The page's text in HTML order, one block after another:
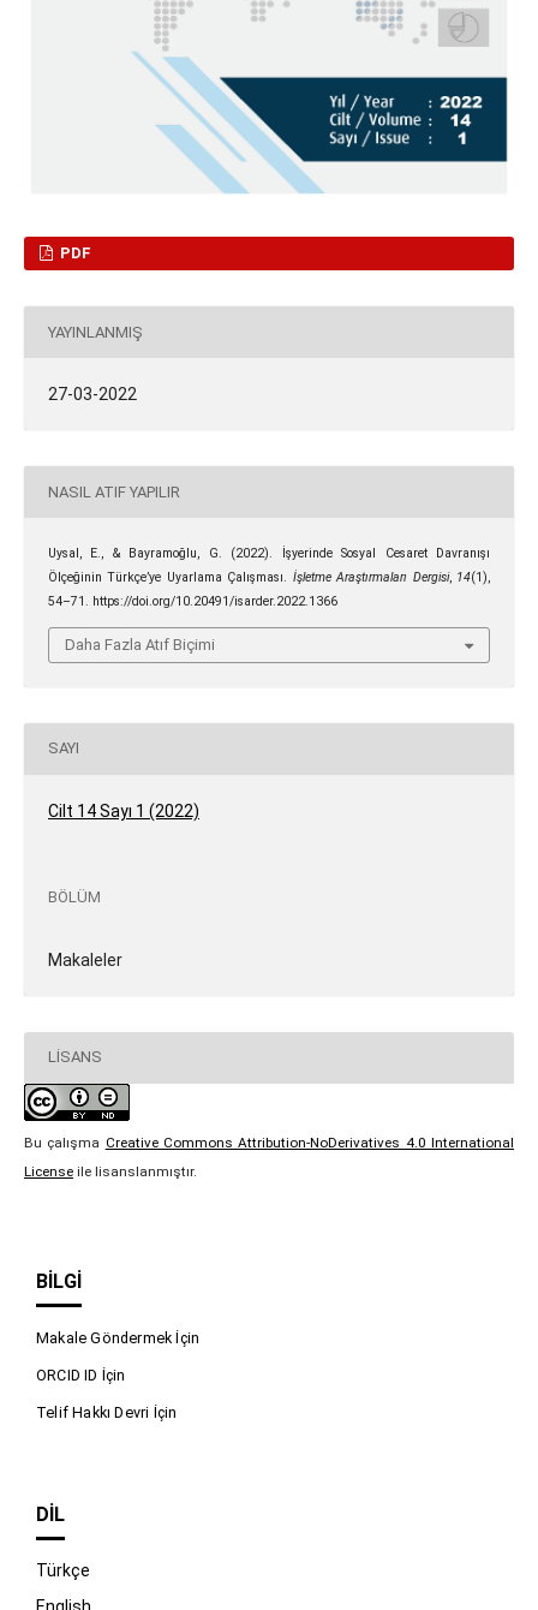
PDF
YAYINLANMIŞ
27-03-2022
NASIL ATIF YAPILIR
Uysal, E., & Bayramoğlu, G. (2022). İşyerinde Sosyal Cesaret Davranışı
Ölçeğinin Türkçe’ye Uyarlama Çalışması. İşletme Araştırmaları Dergisi, 14(1),
54–71. https://doi.org/10.20491/isarder.2022.1366
Daha Fazla Atıf Biçimi
SAYI
Cilt 14 Sayı 1 (2022)
BÖLÜM
Makaleler
LISANS
Bu çalışma Creative Commons Attribution-NoDerivatives 4.0 International
Licenseile lisanslanmıştır.
BILGI
Makale Göndermek İçin
ORCID ID İçin
Telif Hakkı Devri İçin
DIL
Türkçe
English